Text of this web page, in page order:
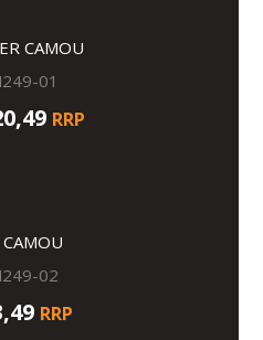
CAMOU
01
RRP
02
RRP